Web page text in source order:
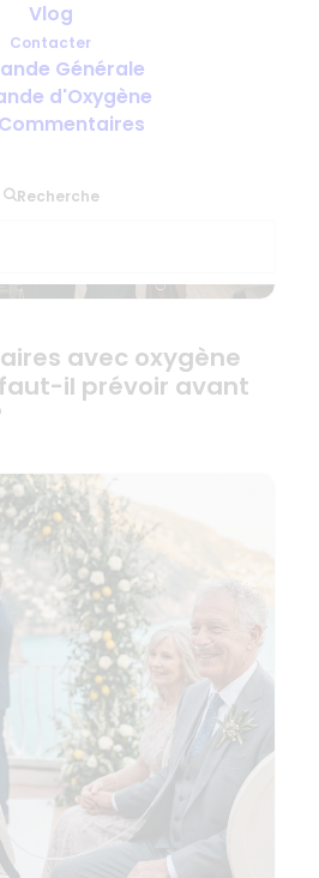
Vlog
Contacter
Générale
d'Oxygène
Recherche
avec oxygène
il prévoir avant